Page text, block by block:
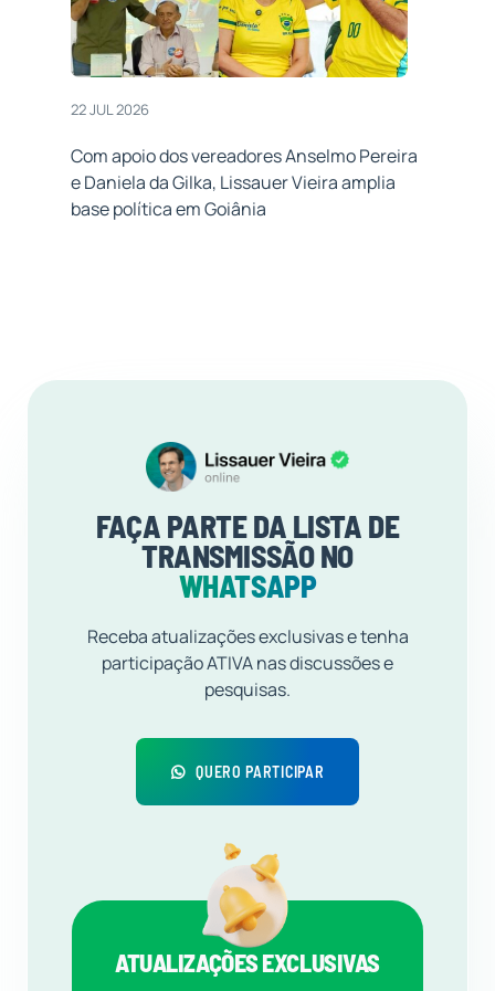
22 JUL 2026
Com apoio dos vereadores Anselmo Pereira
e Daniela da Gilka, Lissauer Vieira amplia
base política em Goiânia
FAÇA PARTE DA LISTA DE
TRANSMISSÃO NO
WHATSAPP
Receba atualizações exclusivas e tenha
participação ATIVA nas discussões e
pesquisas.
QUERO PARTICIPAR
ATUALIZAÇÕES EXCLUSIVAS